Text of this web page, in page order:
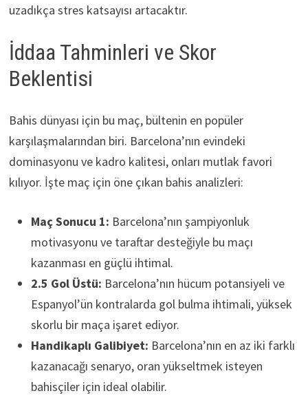
uzadıkça stres katsayısı artacaktır.
İddaa Tahminleri ve Skor
Beklentisi
Bahis dünyası için bu maç, bültenin en popüler
karşılaşmalarından biri. Barcelona’nın evindeki
dominasyonu ve kadro kalitesi, onları mutlak favori
kılıyor. İşte maç için öne çıkan bahis analizleri:
Maç Sonucu 1: Barcelona’nın şampiyonluk
motivasyonu ve taraftar desteğiyle bu maçı
kazanması en güçlü ihtimal.
2.5 Gol Üstü: Barcelona’nın hücum potansiyeli ve
Espanyol’ün kontralarda gol bulma ihtimali, yüksek
skorlu bir maça işaret ediyor.
Handikaplı Galibiyet: Barcelona’nın en az iki farklı
kazanacağı senaryo, oran yükseltmek isteyen
bahisçiler için ideal olabilir.